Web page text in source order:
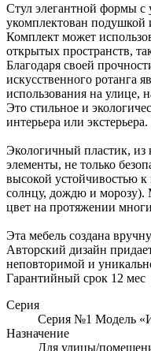
Стул элегантной формы с
укомплектован подушкой
Комплект может
открытых пространств,
Благодаря своей
искусственного ротанга
использования на улице,
Это стильное и
интерьера или экстерьера.
Экологичный пластик, из
элементы, не только
высокой устойчивостью
солнцу, дождю и морозу).
цвет на протяжении
Эта мебель создана
Авторский дизайн
неповторимой и
Гарантийный срок 12 мес
Серия
Серия №1 Модель
Назначение
Для улицы/